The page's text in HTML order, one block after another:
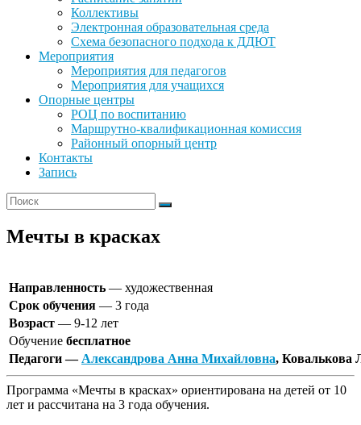
Коллективы
Электронная образовательная среда
Схема безопасного подхода к ДДЮТ
Мероприятия
Мероприятия для педагогов
Мероприятия для учащихся
Опорные центры
РОЦ по воспитанию
Маршрутно-квалификационная комиссия
Районный опорный центр
Контакты
Запись
Мечты в красках
Направленность — художественная
Срок обучения — 3 года
Возраст — 9-12 лет
Обучение бесплатное
Педагоги — Александрова Анна Михайловна, Ковалькова
Программа «Мечты в красках» ориентирована на детей от 10
лет и рассчитана на 3 года обучения.